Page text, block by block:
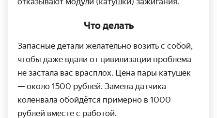
Что делать
Запасные детали желательно возить с собой,
чтобы даже вдали от цивили­зации проблема
не застала вас врасплох. Цена пары катушек
— около 1500 рублей. Замена датчика
коленвала обойдётся примерно в 1000
рублей вместе с работой.